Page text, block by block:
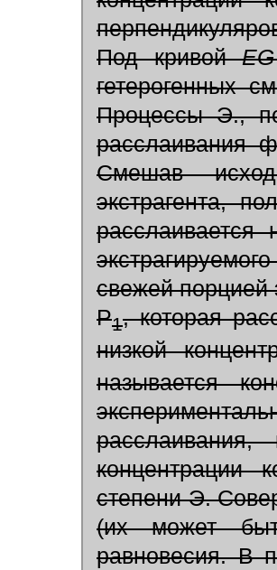
Под кривойEG
гетерогенных
Процессы Э.,
расслаивания
Смешав
экстрагента,
расслаивается
свежей порцией
P1, которая
низкой
называется
концентрации
степени Э.
(их может
равновесия. В